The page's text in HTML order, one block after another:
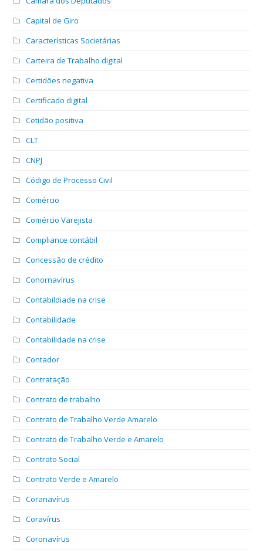
Capital de Giro
Características Societárias
Carteira de Trabalho digital
Certidões negativa
Certificado digital
Cetidão positiva
CLT
CNPJ
Código de Processo Civil
Comércio
Comércio Varejista
Compliance contábil
Concessão de crédito
Conornavírus
Contabildiade na crise
Contabilidade
Contabilidade na crise
Contador
Contratação
Contrato de trabalho
Contrato de Trabalho Verde Amarelo
Contrato de Trabalho Verde e Amarelo
Contrato Social
Contrato Verde e Amarelo
Coranavírus
Coravírus
Coronavírus